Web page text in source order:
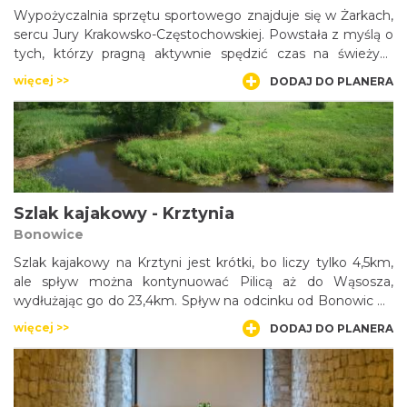
Wypożyczalnia sprzętu sportowego znajduje się w Żarkach,
sercu Jury Krakowsko-Częstochowskiej. Powstała z myślą o
tych, którzy pragną aktywnie spędzić czas na świeżym
powietrzu, bez konieczności kupowania drogiego sprzętu. U
nas można go wypożyczyć za bardzo atrakcyjną cenę.
Jesteśmy do dyspozycji Klientów przez cały rok.
więcej >> DODAJ DO PLANERA
Szlak kajakowy - Krztynia
Bonowice
Szlak kajakowy na Krztyni jest krótki, bo liczy tylko 4,5km,
ale spływ można kontynuować Pilicą aż do Wąsosza,
wydłużając go do 23,4km. Spływ na odcinku od Bonowic do
ujścia Krztyni jest ciekawy, ale też dość trudny z powodu
licznych zwałek i niskich kładek, zmuszając do przenoszenia
kajaka.
więcej >> DODAJ DO PLANERA